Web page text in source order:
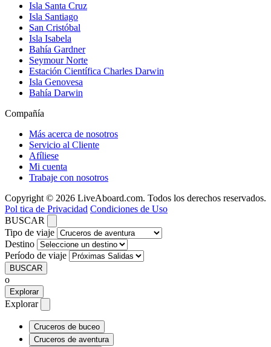
Isla Santa Cruz
Isla Santiago
San Cristóbal
Isla Isabela
Bahía Gardner
Seymour Norte
Estación Científica Charles Darwin
Isla Genovesa
Bahía Darwin
Compañía
Más acerca de nosotros
Servicio al Cliente
Afíliese
Mi cuenta
Trabaje con nosotros
Copyright © 2026 LiveAboard.com. Todos los derechos reservados.
Pol tica de Privacidad Condiciones de Uso
BUSCAR
Tipo de viaje
Destino
Período de viaje
BUSCAR
o
Explorar
Explorar
Cruceros de buceo
Cruceros de aventura